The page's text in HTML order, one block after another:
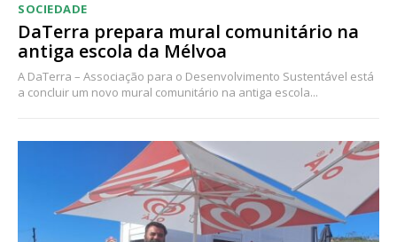
SOCIEDADE
DaTerra prepara mural comunitário na
antiga escola da Mélvoa
A DaTerra – Associação para o Desenvolvimento Sustentável está
a concluir um novo mural comunitário na antiga escola...